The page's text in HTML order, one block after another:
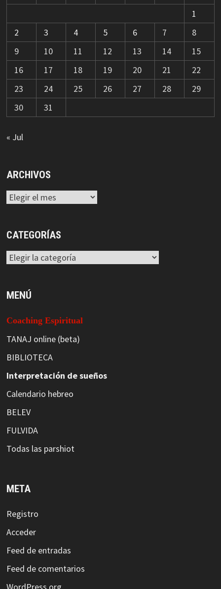
1
2
3 4 5 6 7
8
9
10 11 12 13 14
15
16
17 18 19 20 21
22
23
24 25 26 27 28
29
30
31
« Jul
ARCHIVOS
Archivos
CATEGORÍAS
Categorías
MENÚ
Coaching Espiritual
TANAJ online (beta)
BIBLIOTECA
Interpretación de sueños
Calendario hebreo
BELEV
FULVIDA
Todas las parshiot
META
Registro
Acceder
Feed de entradas
Feed de comentarios